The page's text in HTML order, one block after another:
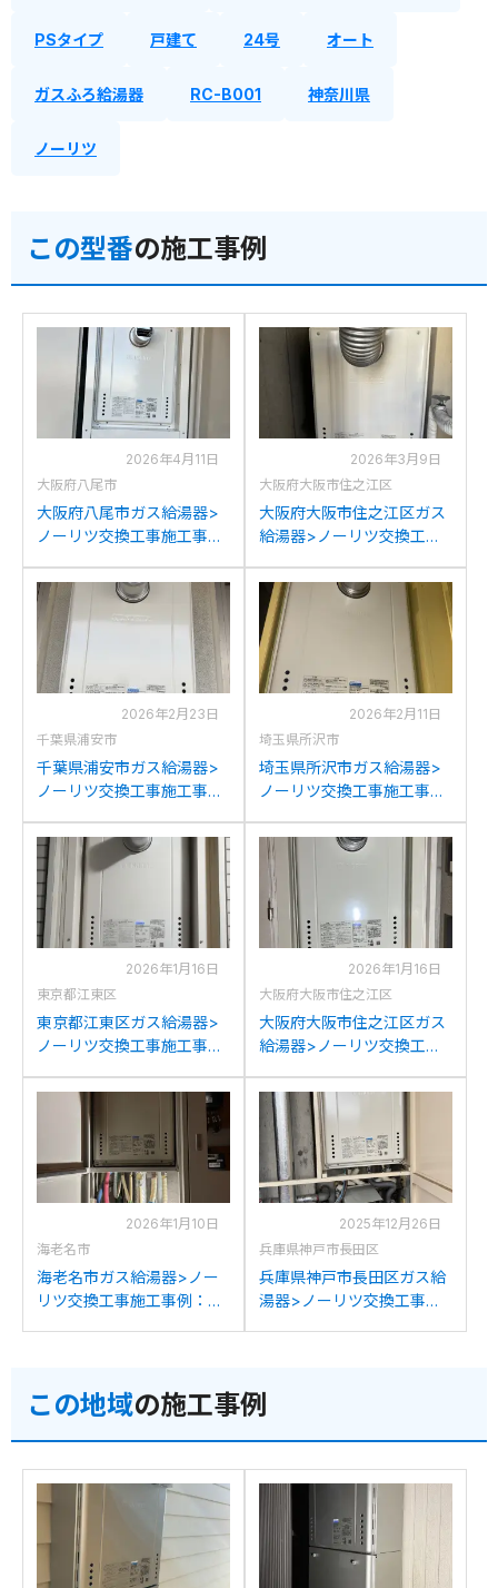
PSタイプ 戸建て 24号 オート
ガスふろ給湯器 RC-B001 神奈川県
ノーリツ
この型番の施工事例
2026年4月11日
大阪府八尾市
大阪府八尾市ガス給湯器>
ノーリツ交換工事施工事
2434SAWX6H-Tからノー
リツGT-2470SAW-T BLへ
の交換
2026年3月9日
大阪府大阪市住之江区
大阪府大阪市住之江区ガス
給湯器>ノーリツ交換工事
2427SAWX-Cからノーリ
ツGT-2470SAW-T BLへの
交換
2026年2月23日
千葉県浦安市
千葉県浦安市ガス給湯器>
ノーリツ交換工事施工事
2422SAWX-Tからノーリツ
GT-2470SAW-T BLへの交
換
2026年2月11日
埼玉県所沢市
埼玉県所沢市ガス給湯器>
ノーリツ交換工事施工事
2434SAWX3H-Tからノー
リツGT-2470SAW-T BLへ
の交換
2026年1月16日
東京都江東区
東京都江東区ガス給湯器>
ノーリツ交換工事施工事
2428(S)AWX-Tからノーリ
ツGT-2470SAW-T BLへの
2026年1月16日
大阪府大阪市住之江区
大阪府大阪市住之江区ガス
給湯器>ノーリツ交換工事
N062からノーリツGT-
2470SAW-T BLへの交換
2026年1月10日
海老名市
海老名市ガス給湯器>ノー
リツ交換工事施工事例：ノ
2025年12月26日
兵庫県神戸市長田区
兵庫県神戸市長田区ガス給
湯器>ノーリツ交換工事施
交換
この地域の施工事例